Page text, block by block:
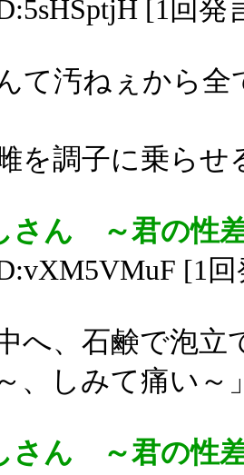
[1回発
て汚ねぇから
を調子に乗らせ
さん ～君の性
[1
へ、石鹸で泡立
、しみて痛い
さん ～君の性